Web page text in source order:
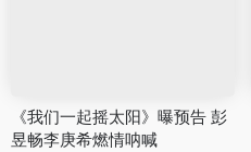
《我们一起摇太阳》曝预告 彭
昱畅李庚希燃情呐喊